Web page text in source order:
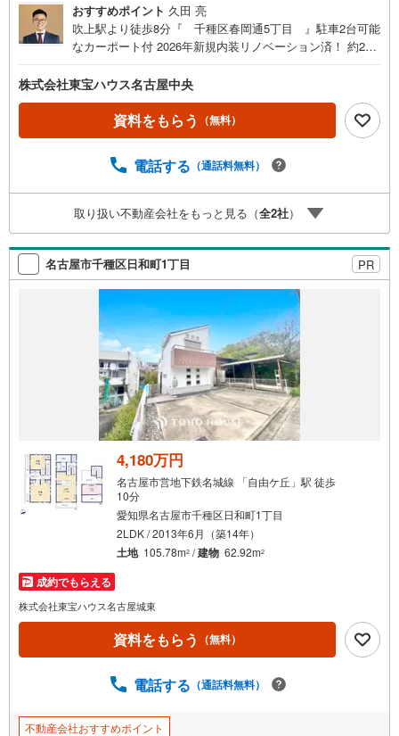
おすすめポイント 久田 亮
吹上駅より徒歩8分『 千種区春岡通5丁目 』駐車2台可能
なカーポート付 2026年新規内装リノベーション済！ 約20.
子様も憧れの個室を持てます 人気の対面式キッチンを採
用！食洗機付です 雨の日や急ぎの時も洗濯物を乾かせる浴
室乾燥機付 豊富な収納スペース！荷物の多い方におすす
め！～名古屋エリアの「お住まい」探しに確かな安心と満
をお届けします。各種ご相談も承っております。 住宅ロー
話よりお問い合わせの際は「Yahoo！不動産を見た」とお
伝え下さい。【資料をもらう】【室内・現地を見学する】
きます。お客様のお住まいへの「希望」を形にするべく全
力でお手伝いさせていただきます。お会いできる日を心待
株式会社東宝ハウス名古屋中央
資料をもらう （無料）
電話する （通話料無料）
取り扱い不動産会社をもっと見る（全2社）
名古屋市千種区日和町1丁目 PR
4,180万円
名古屋市営地下鉄名城線 「自由ケ丘」駅 徒歩
10分
愛知県名古屋市千種区日和町1丁目
2LDK / 2013年6月（築14年）
土地 105.78m2 /建物 62.92m2
成約でもらえる
株式会社東宝ハウス名古屋城東
資料をもらう （無料）
電話する （通話料無料）
不動産会社おすすめポイント